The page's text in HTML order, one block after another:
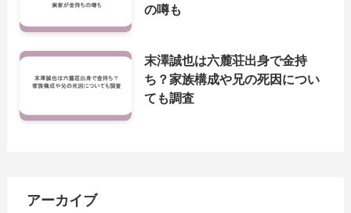
の噂も
末澤誠也は六麓荘出身で金持
ち？家族構成や兄の死因につい
ても調査
アーカイブ